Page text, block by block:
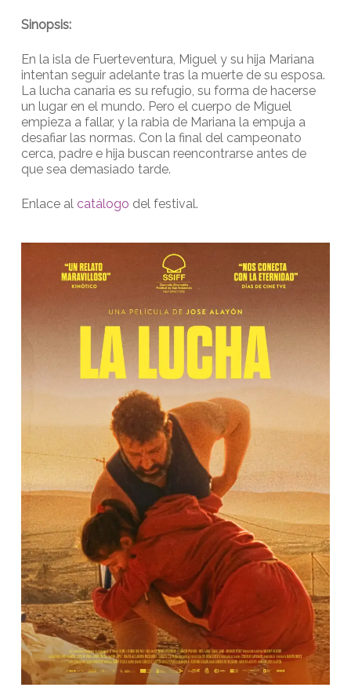
Sinopsis:
En la isla de Fuerteventura, Miguel y su hija Mariana
intentan seguir adelante tras la muerte de su esposa.
La lucha canaria es su refugio, su forma de hacerse
un lugar en el mundo. Pero el cuerpo de Miguel
empieza a fallar, y la rabia de Mariana la empuja a
desafiar las normas. Con la final del campeonato
cerca, padre e hija buscan reencontrarse antes de
que sea demasiado tarde.
Enlace al catálogo del festival.